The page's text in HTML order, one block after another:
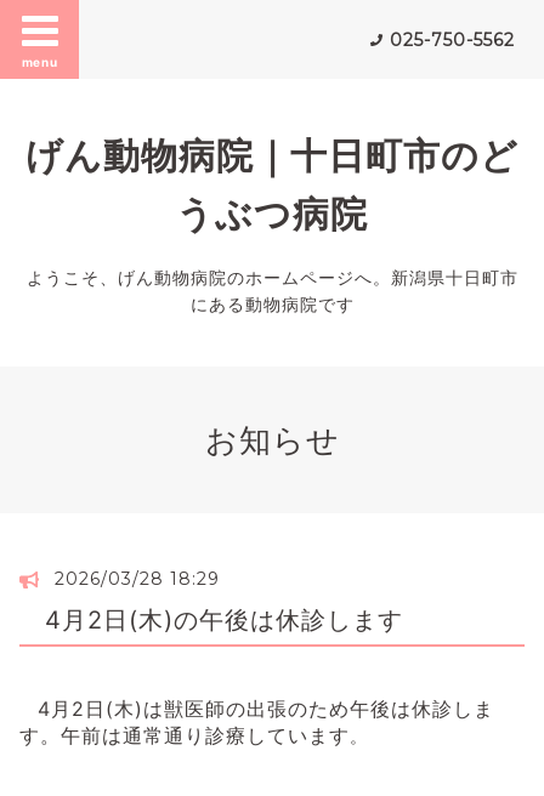
menu
025-750-5562
げん動物病院｜十日町市のど
うぶつ病院
ようこそ、げん動物病院のホームページへ。新潟県十日町市
にある動物病院です
お知らせ
2026/03/28 18:29
4月2日(木)の午後は休診します
4月2日(木)は獣医師の出張のため午後は休診しま
す。午前は通常通り診療しています 。